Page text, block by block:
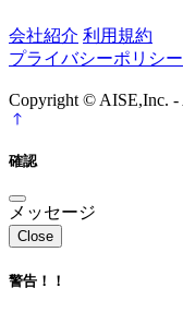
会社紹介 利用規約
プライバシーポリシー
Copyright © AISE,Inc. -
確認
メッセージ
Close
警告！！